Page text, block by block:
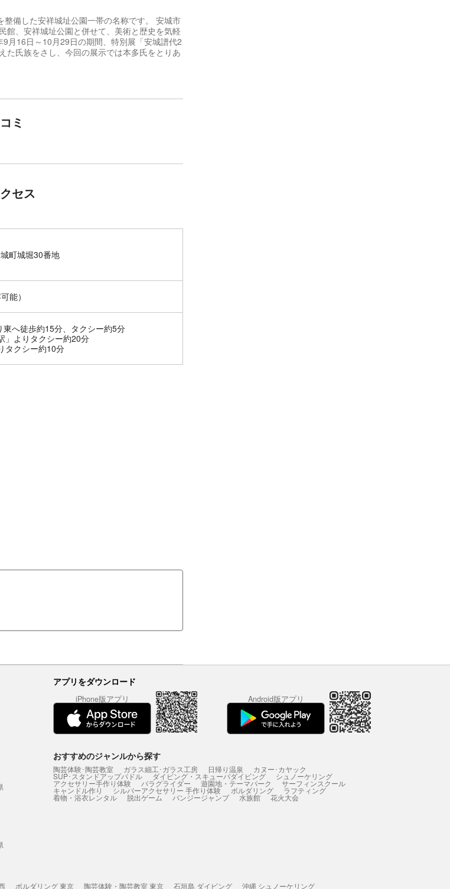
整備した安祥城址公園一帯の名称です。 安城市
館、安祥城址公園と併せて、美術と歴史を気軽
月16日～10月29日の期間、特別展「安城譜代2
た氏族をさし、今回の展示では本多氏をとりあ
や旗本家を出しました。『寛政重修諸家譜』
張、三河と移ってきたと伝えられています。
た豊後守家、さらに三河国伊奈を本拠地とした
ミ
セス
町城堀30番地
能）
へ徒歩約15分、タクシー約5分
」よりタクシー約20分
タクシー約10分
アプリをダウンロード
iPhone版アプリ Android版アプリ
おすすめのジャンルから探す
陶芸体験･陶芸教室 ガラス細工･ガラス工房 日帰り温泉 カヌー･カヤック
SUP･スタンドアップパドル ダイビング・スキューバダイビング シュノーケリング
アクセサリー手作り体験 パラグライダー 遊園地・テーマパーク サーフィンスクール
キャンドル作り シルバーアクセサリー 手作り体験 ボルダリング ラフティング
着物・浴衣レンタル 脱出ゲーム バンジージャンプ 水族館 花火大会
ボルダリング 東京 陶芸体験・陶芸教室 東京 石垣島 ダイビング 沖縄 シュノーケリング